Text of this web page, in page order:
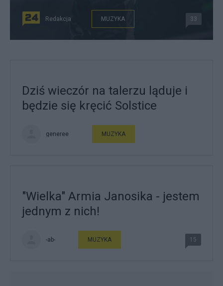
Redakcja MUZYKA 33
Dziś wieczór na talerzu ląduje i
będzie się kręcić Solstice
generee MUZYKA
"Wielka" Armia Janosika - jestem
jednym z nich!
-ab- MUZYKA 15